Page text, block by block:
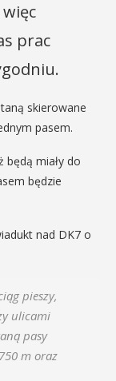
prac
skierowane
pasem.
będą miały do
będzie
nad DK7 o
pieszy,
ulicami
pasy
m oraz